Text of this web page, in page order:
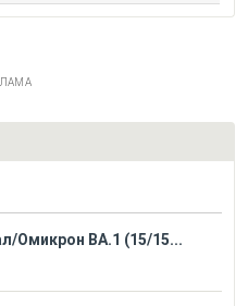
Омикрон BA.1 (15/15...